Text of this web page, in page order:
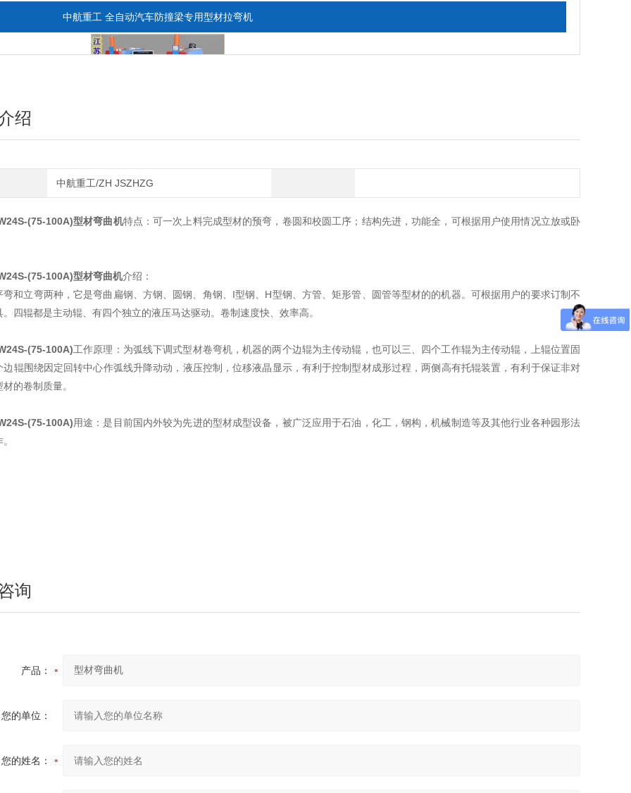
中航重工 全自动汽车防撞梁专用型材拉弯机
全自动CAD导图滚弯机
中航重工 大型拉弯机
绍
中航重工/ZH JSZHZG
(75-100A)型材弯曲机特点：可一次上料完成型材的预弯，卷圆和校圆工序；结构先进，功能全，可根据用户使用情况立放或卧
(75-100A)型材弯曲机介绍：
弯和立弯两种，它是弯曲扁钢、方钢、圆钢、角钢、I型钢、H型钢、方管、矩形管、圆管等型材的的机器。可根据用户的要求订制不
。四辊都是主动辊、有四个独立的液压马达驱动。卷制速度快、效率高。
(75-100A)工作原理：为弧线下调式型材卷弯机，机器的两个边辊为主传动辊，也可以三、四个工作辊为主传动辊，上辊位置固
边辊围绕因定回转中心作弧线升降动动，液压控制，位移液晶显示，有利于控制型材成形过程，两侧高有托辊装置，有利于保证非对
的卷制质量。
(75-100A)用途：是目前国内外较为先进的型材成型设备，被广泛应用于石油，化工，钢构，机械制造等及其他行业各种园形法
询
产品：
您的单位：
您的姓名：